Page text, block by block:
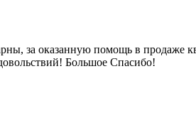
за оказанную помощь в
Большое Спасибо!